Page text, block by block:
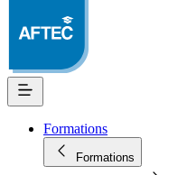
Formations
Formations